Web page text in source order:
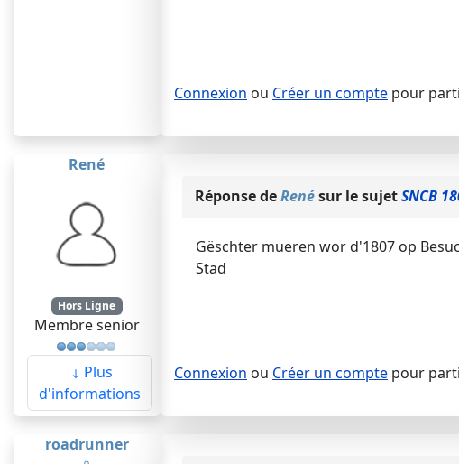
Connexion ou Créer un comptepour
René
Hors Ligne
Membre senior
Plus
d'informations
Réponse deRenésur le sujetSNCB
Gëschter mueren wor d'1807 op
Stad
Connexion ou Créer un comptepour
roadrunner